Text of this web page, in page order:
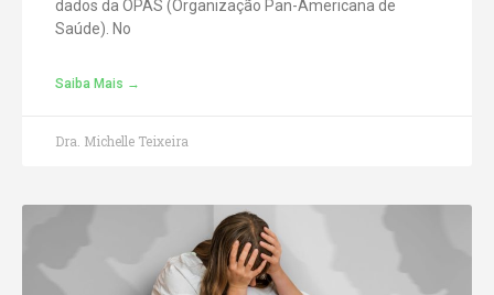
dados da OPAS (Organização Pan-Americana de
Saúde). No
Saiba Mais →
Dra. Michelle Teixeira